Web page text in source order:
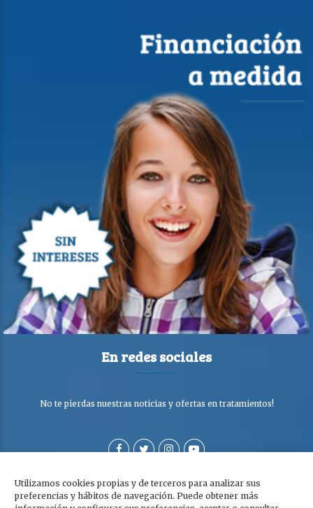
Utilizamos cookies propias y de terceros para analizar sus
preferencias y hábitos de navegación. Puede obtener más
En redes sociales
No te pierdas nuestras noticias y ofertas en tratamientos!